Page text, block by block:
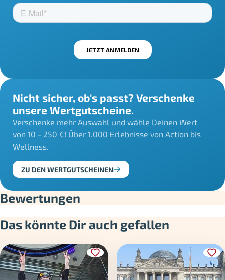
Nicht sicher, ob's passt? Verschenke
unsere Wertgutscheine.
Verschenke mehr Auswahl und wähle Deinen Wert
von 10 - 250 €! Über 1.000 Erlebnisse von Action bis
Wellness.
ZU DEN WERTGUTSCHEINEN
Bewertungen
Das könnte Dir auch gefallen